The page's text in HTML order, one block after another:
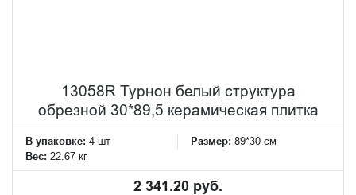
13058R Турнон белый структура
обрезной 30*89,5 керамическая плитка
В упаковке: 4 шт Размер: 89*30 см
Вес: 22.67 кг
2 341.20 руб.